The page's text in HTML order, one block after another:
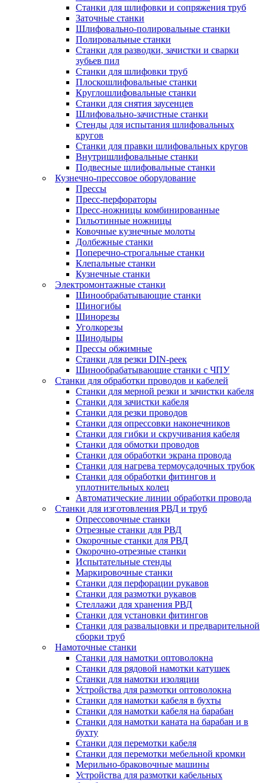
Станки для шлифовки и сопряжения труб
Заточные станки
Шлифовально-полировальные станки
Полировальные станки
Станки для разводки, зачистки и сварки
зубьев пил
Станки для шлифовки труб
Плоскошлифовальные станки
Круглошлифовальные станки
Станки для снятия заусенцев
Шлифовально-зачистные станки
Стенды для испытания шлифовальных
кругов
Станки для правки шлифовальных кругов
Внутришлифовальные станки
Подвесные шлифовальные станки
Кузнечно-прессовое оборудование
Прессы
Пресс-перфораторы
Пресс-ножницы комбинированные
Гильотинные ножницы
Ковочные кузнечные молоты
Долбежные станки
Поперечно-строгальные станки
Клепальные станки
Кузнечные станки
Электромонтажные станки
Шинообрабатывающие станки
Шиногибы
Шинорезы
Уголкорезы
Шинодыры
Прессы обжимные
Станки для резки DIN-реек
Шинообрабатывающие станки с ЧПУ
Станки для обработки проводов и кабелей
Станки для мерной резки и зачистки кабеля
Станки для зачистки кабеля
Станки для резки проводов
Станки для опрессовки наконечников
Станки для гибки и скручивания кабеля
Станки для обмотки проводов
Станки для обработки экрана провода
Станки для нагрева термоусадочных трубок
Станки для обработки фитингов и
уплотнительных колец
Автоматические линии обработки провода
Станки для изготовления РВД и труб
Опрессовочные станки
Отрезные станки для РВД
Окорочные станки для РВД
Окорочно-отрезные станки
Испытательные стенды
Маркировочные станки
Станки для перфорации рукавов
Станки для размотки рукавов
Стеллажи для хранения РВД
Станки для установки фитингов
Станки для развальцовки и предварительной
сборки труб
Намоточные станки
Станки для намотки оптоволокна
Станки для рядовой намотки катушек
Станки для намотки изоляции
Устройства для размотки оптоволокна
Станки для намотки кабеля в бухты
Станки для намотки кабеля на барабан
Станки для намотки каната на барабан и в
бухту
Станки для перемотки кабеля
Станки для перемотки мебельной кромки
Мерильно-браковочные машины
Устройства для размотки кабельных